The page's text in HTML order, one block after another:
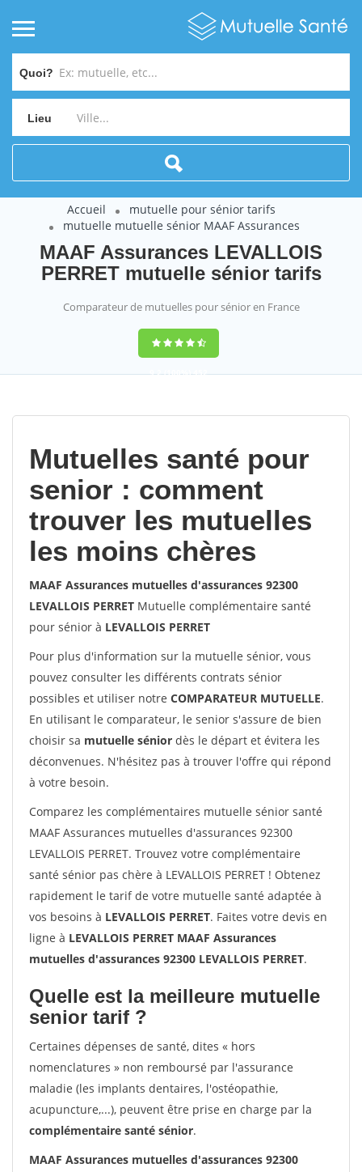
Quoi?
Lieu
Accueil
mutuelle pour sénior tarifs
mutuelle mutuelle sénior MAAF Assurances
MAAF Assurances LEVALLOIS
PERRET mutuelle sénior tarifs
Comparateur de mutuelles pour sénior en France
9,2(100%)452
Mutuelles santé pour
senior : comment
trouver les mutuelles
les moins chères
MAAF Assurances mutuelles d'assurances 92300
LEVALLOIS PERRET Mutuelle complémentaire santé
pour sénior à LEVALLOIS PERRET
Pour plus d'information sur la mutuelle sénior, vous
pouvez consulter les différents contrats sénior
possibles et utiliser notre COMPARATEUR MUTUELLE.
En utilisant le comparateur, le senior s'assure de bien
choisir sa mutuelle sénior dès le départ et évitera les
déconvenues. N'hésitez pas à trouver l'offre qui répond
à votre besoin.
Comparez les complémentaires mutuelle sénior santé
MAAF Assurances mutuelles d'assurances 92300
LEVALLOIS PERRET. Trouvez votre complémentaire
santé sénior pas chère à LEVALLOIS PERRET ! Obtenez
rapidement le tarif de votre mutuelle santé adaptée à
vos besoins à LEVALLOIS PERRET. Faites votre devis en
ligne à LEVALLOIS PERRET MAAF Assurances
mutuelles d'assurances 92300 LEVALLOIS PERRET.
Quelle est la meilleure mutuelle
senior tarif ?
Certaines dépenses de santé, dites « hors
nomenclatures » non remboursé par l'assurance
maladie (les implants dentaires, l'ostéopathie,
acupuncture,...), peuvent être prise en charge par la
complémentaire santé sénior.
MAAF Assurances mutuelles d'assurances 92300